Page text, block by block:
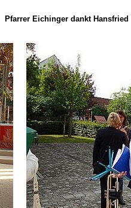
Pfarrer Eichinger dankt